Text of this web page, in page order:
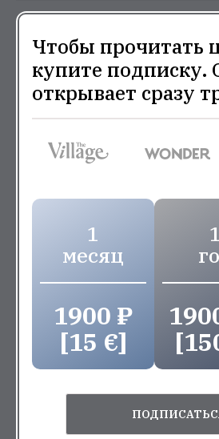
Чтобы прочитать
купите подписку.
открывает сразу
1
месяц
1900 ₽
[15 €]
1